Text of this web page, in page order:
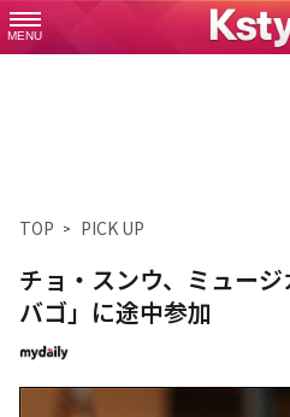
MENU
TOP PICK UP
チョ・スンウ、ミュー
バゴ」に途中参加